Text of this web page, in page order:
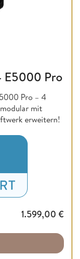
E5000 Pro
Pro – 4
mit
erweitern!
1.599,00 €